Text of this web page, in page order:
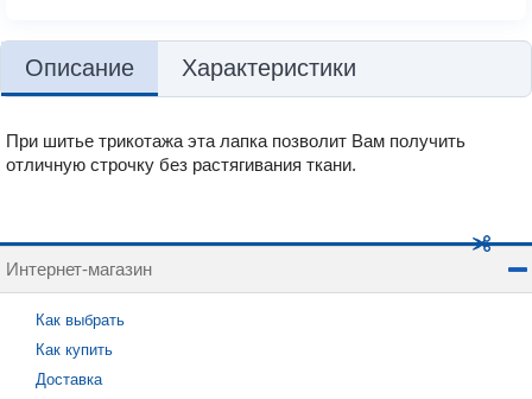
Описание Характеристики
При шитье трикотажа эта лапка позволит Вам получить
отличную строчку без растягивания ткани.
Интернет-магазин
Как выбрать
Как купить
Доставка